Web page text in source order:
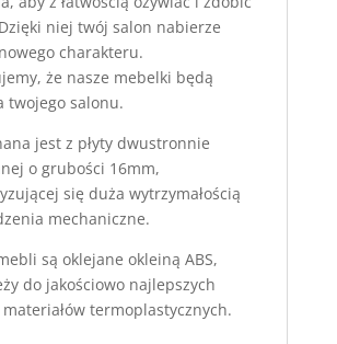
niej twój salon nabierze
charakteru.
że nasze mebelki będą
twojego salonu.
jest z płyty dwustronnie
o grubości 16mm,
się duża wytrzymałością
mechaniczne.
są oklejane okleiną ABS,
do jakościowo najlepszych
termoplastycznych.